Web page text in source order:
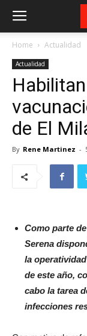
Home Actualidad
Actualidad
de El
By Rene Martinez -
Como parte
Serena
la
de este año,
cabo la tarea
infecciones